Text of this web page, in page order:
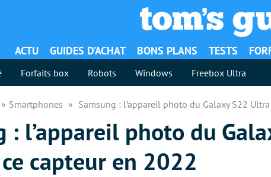
ACTU GUIDES D’ACHAT BONS PLANS TESTS
Forfaits box Robots Windows Freebox Ultra
Smartphones Samsung : l’appareil photo du Galaxy S22
: l’appareil photo du
capteur en 2022